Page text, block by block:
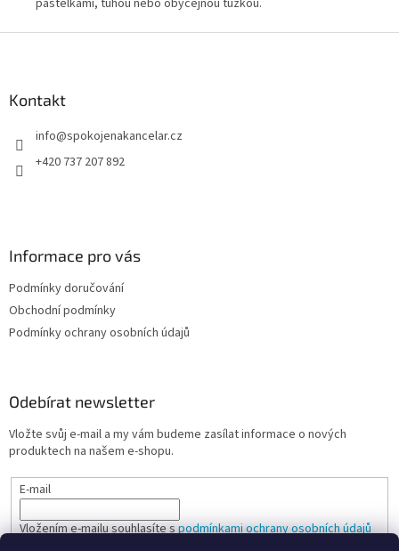
Kontakt
info@spokojenakancelar.cz
+420 737 207 892
Informace pro vás
Podmínky doručování
Obchodní podmínky
Podmínky ochrany osobních údajů
Odebírat newsletter
Vložte svůj e-mail a my vám budeme zasílat informace o nových
produktech na našem e-shopu.
E-mail
Vložením e-mailu souhlasíte spodmínkami ochrany osobních údajů